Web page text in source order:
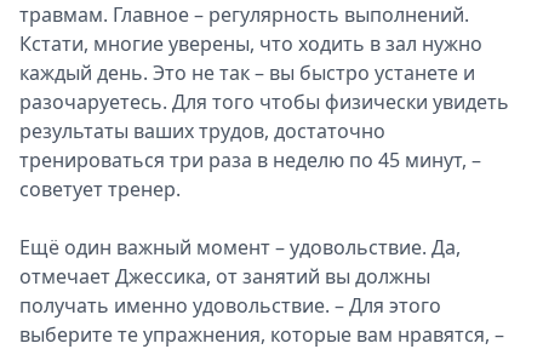
травмам. Главное – регулярность выполнений.
Кстати, многие уверены, что ходить в зал нужно
каждый день. Это не так – вы быстро устанете и
разочаруетесь. Для того чтобы физически увидеть
результаты ваших трудов, достаточно
тренироваться три раза в неделю по 45 минут, –
советует тренер.
Ещё один важный момент – удовольствие. Да,
отмечает Джессика, от занятий вы должны
получать именно удовольствие. – Для этого
выберите те упражнения, которые вам нравятся, –